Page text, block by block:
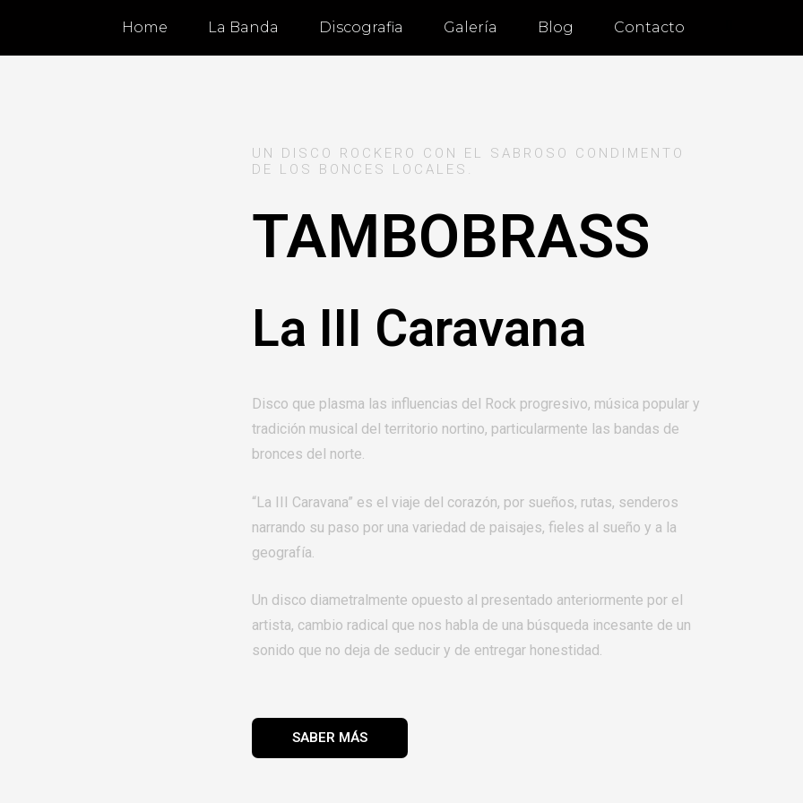
Home La Banda Discografia Galería Blog Contacto
UN DISCO ROCKERO CON EL SABROSO CONDIMENTO
DE LOS BONCES LOCALES.
TAMBOBRASS
La III Caravana
Disco que plasma las influencias del Rock progresivo, música popular y
tradición musical del territorio nortino, particularmente las bandas de
bronces del norte.
“La III Caravana” es el viaje del corazón, por sueños, rutas, senderos
narrando su paso por una variedad de paisajes, fieles al sueño y a la
geografía.
Un disco diametralmente opuesto al presentado anteriormente por el
artista, cambio radical que nos habla de una búsqueda incesante de un
sonido que no deja de seducir y de entregar honestidad.
SABER MÁS